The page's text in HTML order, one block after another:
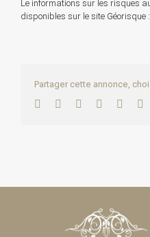
Le informations sur les risques
disponibles sur le site Géorisque :
Partager cette annonce,
Facebook
TwitterLinkedInWhatsApp